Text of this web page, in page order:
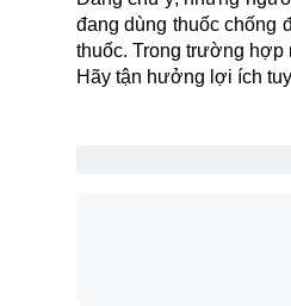
đang dùng thuốc chống
thuốc. Trong trường hợp
Hãy tận hưởng lợi ích